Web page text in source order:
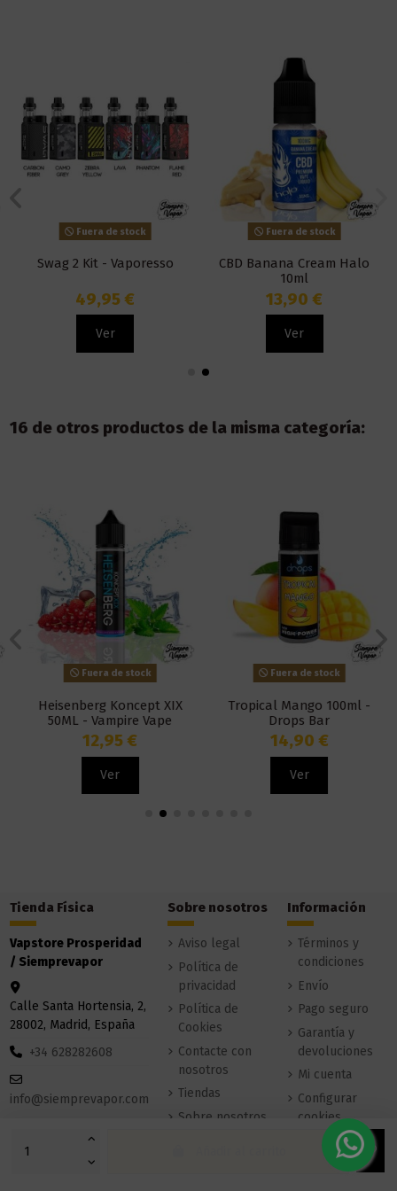
Fuera de stock
Swag 2 Kit - Vaporesso
49,95 €
Ver
Fuera de stock
CBD Banana Cream Halo
10ml
13,90 €
Ver
16 de otros productos de la misma categoría:
Fuera de stock
Heisenberg Koncept XIX
50ML - Vampire Vape
12,95 €
Ver
Fuera de stock
Tropical Mango 100ml -
Drops Bar
14,90 €
Ver
Tienda Física
Vapstore Prosperidad
/ Siemprevapor
Calle Santa Hortensia, 2,
28002, Madrid, España
+34 628282608
info@siemprevapor.com
Sobre nosotros
Aviso legal
Política de
privacidad
Política de
Cookies
Contacte con
nosotros
Tiendas
Sobre nosotros
Información
Términos y
condiciones
Envío
Pago seguro
Garantía y
devoluciones
Mi cuenta
Configurar
cookies